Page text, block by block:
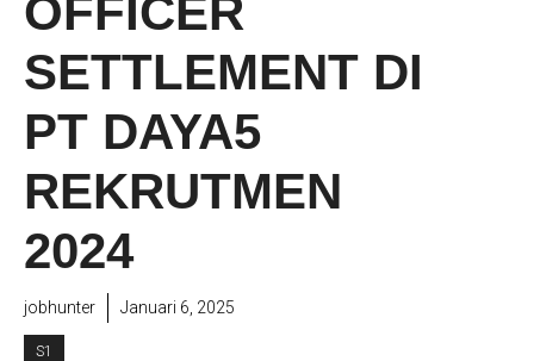
OFFICER
SETTLEMENT DI
PT DAYA5
REKRUTMEN
2024
jobhunter Januari 6, 2025
S1